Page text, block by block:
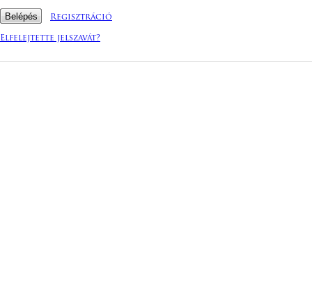
Regisztráció
Elfelejtette jelszavát?